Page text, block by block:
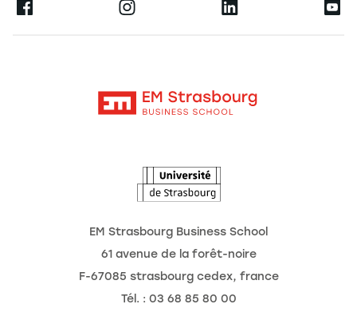
La recherche
Ernest
EM Strasbourg Business School
61 avenue de la forêt-noire
F-67085 strasbourg cedex, france
Tél. : 03 68 85 80 00